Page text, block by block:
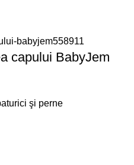
capului BabyJem
şi perne